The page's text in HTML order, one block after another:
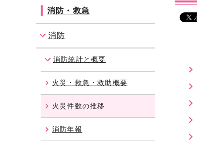
消防・救急
消防
消防統計と概要
火災・救急・救助概要
火災件数の推移
消防年報